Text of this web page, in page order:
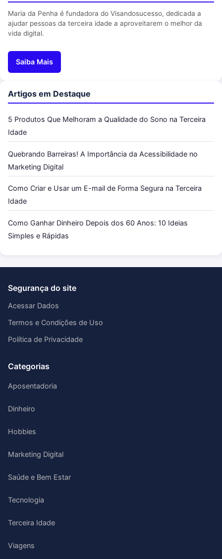
Maria da Penha é fundadora do Visandosucesso, dedicada a
ajudar pessoas da terceira idade a aproveitarem o melhor da
vida digital.
Saiba Mais
Artigos em Destaque
5 Produtos Que Melhoram a Qualidade do Sono na Terceira
Idade
Quebrando Barreiras! A Importância da Acessibilidade no
Marketing Digital
Como Criar e Usar um E-mail de Forma Segura na Terceira
Idade
Como Ganhar Dinheiro Depois dos 60 Anos: 10 Ideias
Simples e Rápidas
Segurança do site
Acessar Dados
Termos e Condições de Uso
Política de Privacidade
Categorias
Aposentadoria
Dinheiro
Hobbies
Marketing Digital
Saúde e Bem Estar
Tecnologia
Terceira Idade
Viagens